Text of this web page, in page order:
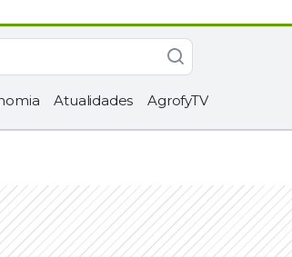
Atualidades AgrofyTV